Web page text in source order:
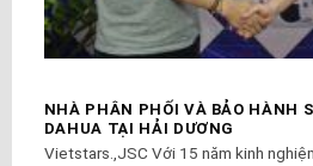
NHÀ PHÂN PHỐI VÀ BẢO HÀNH
DAHUA TẠI HẢI DƯƠNG
Vietstars.,JSC Với 15 năm kinh